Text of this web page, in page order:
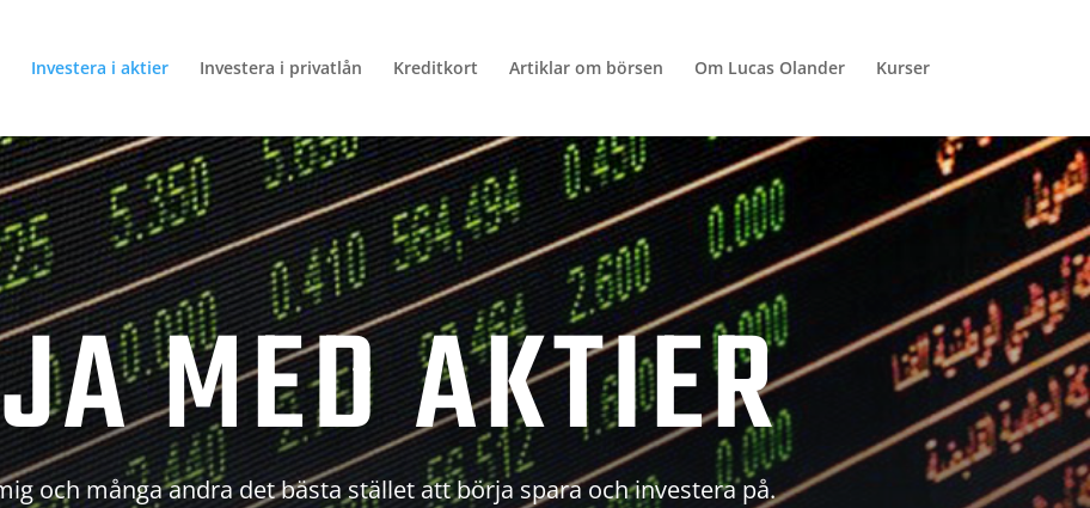
Investera i aktier Investera i privatlån Kreditkort Artiklar om börsen Om Lucas Olander Kurser
MED AKTIER
och många andra det bästa stället att börja spara och investera på.